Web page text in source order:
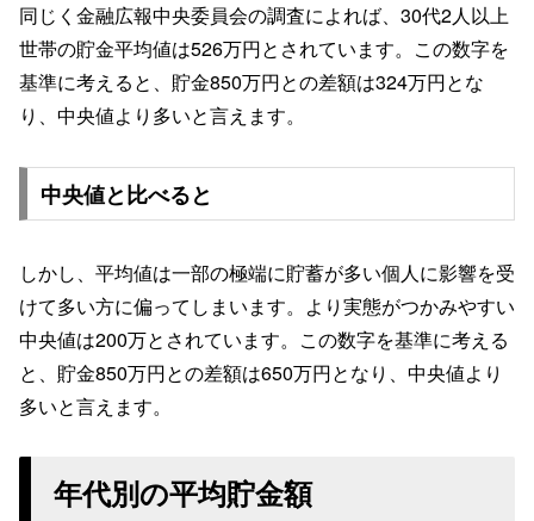
同じく金融広報中央委員会の調査によれば、30代2人以上
世帯の貯金平均値は526万円とされています。この数字を
基準に考えると、貯金850万円との差額は324万円とな
り、中央値より多いと言えます。
中央値と比べると
しかし、平均値は一部の極端に貯蓄が多い個人に影響を受
けて多い方に偏ってしまいます。より実態がつかみやすい
中央値は200万とされています。この数字を基準に考える
と、貯金850万円との差額は650万円となり、中央値より
多いと言えます。
年代別の平均貯金額